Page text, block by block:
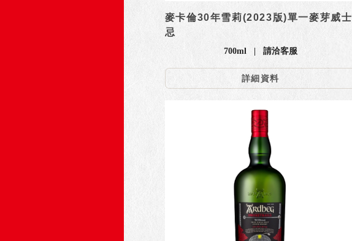
麥卡倫30年雪莉(2023版)單一麥芽威士
忌
700ml | 請洽客服
詳細資料